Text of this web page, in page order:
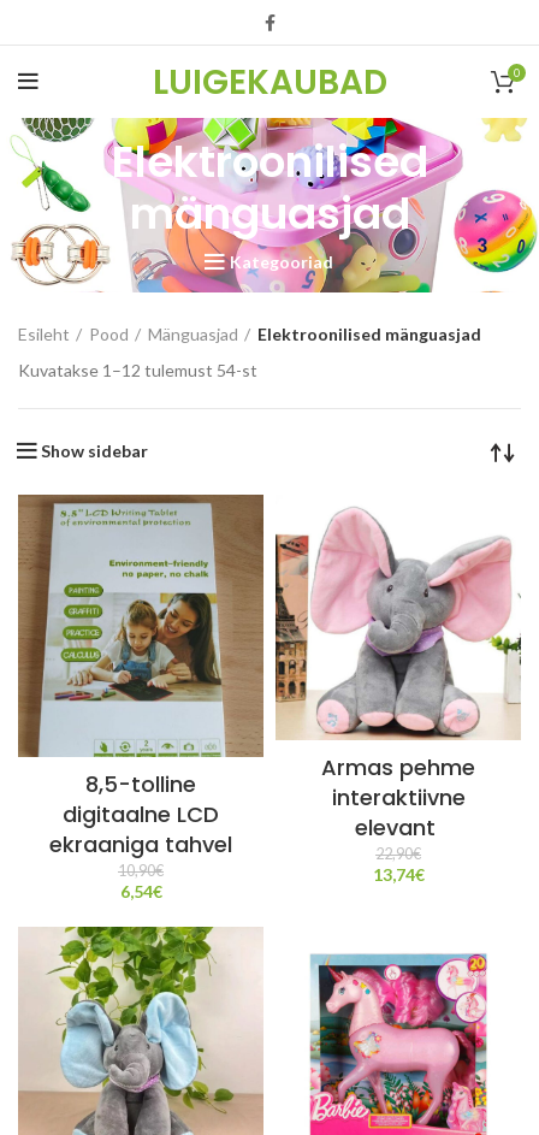
LUIGEKAUBAD 0
Elektroonilised
mänguasjad
Kategooriad
Esileht Pood Mänguasjad
Elektroonilised mänguasjad
Kuvatakse 1–12 tulemust 54-st
Show sidebar
8,5-tolline
digitaalne LCD
ekraaniga tahvel
10,90€
6,54€
Armas pehme
interaktiivne
elevant
22,90€
13,74€